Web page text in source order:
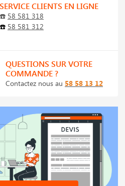
SERVICE CLIENTS EN LIGNE
☎️ 58 581 318
☎️ 58 581 312
QUESTIONS SUR VOTRE
COMMANDE ?
Contactez nous au 58 58 13 12